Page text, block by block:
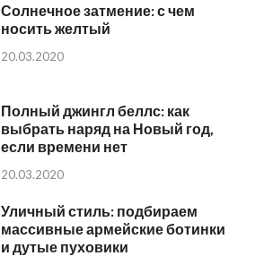
Солнечное затмение: с чем
носить желтый
20.03.2020
Полный джингл беллс: как
выбрать наряд на Новый год,
если времени нет
20.03.2020
Уличный стиль: подбираем
массивные армейские ботинки
и дутые пуховики